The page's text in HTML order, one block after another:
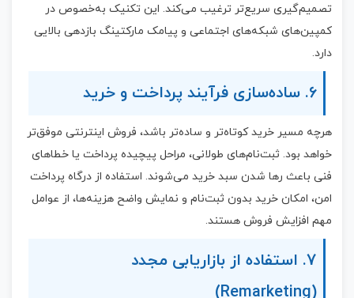
تصمیم‌گیری سریع‌تر ترغیب می‌کند. این تکنیک به‌خصوص در
کمپین‌های شبکه‌های اجتماعی و پیامک مارکتینگ بازدهی بالایی
دارد.
6. ساده‌سازی فرآیند پرداخت و خرید
هرچه مسیر خرید کوتاه‌تر و ساده‌تر باشد، فروش اینترنتی موفق‌تر
خواهد بود. ثبت‌نام‌های طولانی، مراحل پیچیده پرداخت یا خطاهای
فنی باعث رها شدن سبد خرید می‌شوند. استفاده از درگاه پرداخت
امن، امکان خرید بدون ثبت‌نام و نمایش واضح هزینه‌ها، از عوامل
مهم افزایش فروش هستند.
7. استفاده از بازاریابی مجدد
(Remarketing)